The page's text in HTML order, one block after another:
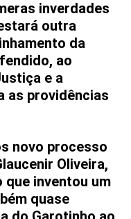
inverdades
outra
da
ao
e a
as providências
novo processo
Oliveira,
que inventou um
quase